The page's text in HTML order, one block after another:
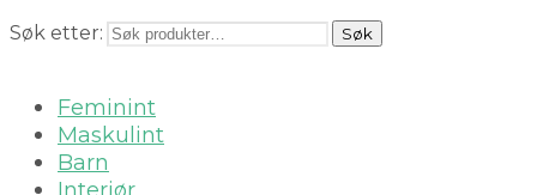
Søk etter: Søk
Feminint
Maskulint
Barn